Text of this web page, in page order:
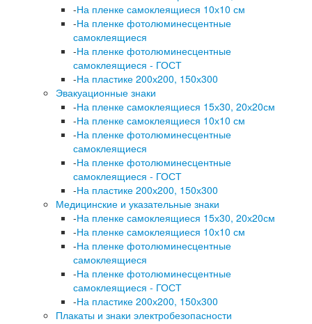
-На пленке самоклеящиеся 10х10 см
-На пленке фотолюминесцентные
самоклеящиеся
-На пленке фотолюминесцентные
самоклеящиеся - ГОСТ
-На пластике 200х200, 150х300
Эвакуационные знаки
-На пленке самоклеящиеся 15х30, 20х20см
-На пленке самоклеящиеся 10х10 см
-На пленке фотолюминесцентные
самоклеящиеся
-На пленке фотолюминесцентные
самоклеящиеся - ГОСТ
-На пластике 200х200, 150х300
Медицинские и указательные знаки
-На пленке самоклеящиеся 15х30, 20х20см
-На пленке самоклеящиеся 10х10 см
-На пленке фотолюминесцентные
самоклеящиеся
-На пленке фотолюминесцентные
самоклеящиеся - ГОСТ
-На пластике 200х200, 150х300
Плакаты и знаки электробезопасности